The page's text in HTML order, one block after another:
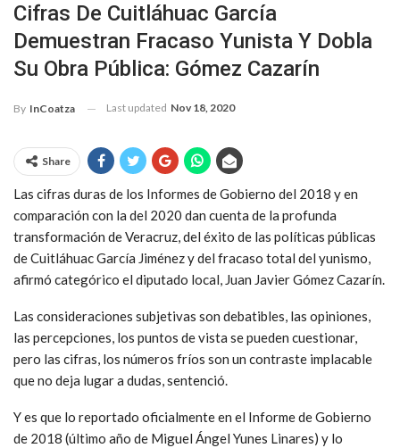
Cifras De Cuitláhuac García
Demuestran Fracaso Yunista Y Dobla
Su Obra Pública: Gómez Cazarín
By InCoatza Last updated Nov 18, 2020
Share
Las cifras duras de los Informes de Gobierno del 2018 y en
comparación con la del 2020 dan cuenta de la profunda
transformación de Veracruz, del éxito de las políticas públicas
de Cuitláhuac García Jiménez y del fracaso total del yunismo,
afirmó categórico el diputado local, Juan Javier Gómez Cazarín.
Las consideraciones subjetivas son debatibles, las opiniones,
las percepciones, los puntos de vista se pueden cuestionar,
pero las cifras, los números fríos son un contraste implacable
que no deja lugar a dudas, sentenció.
Y es que lo reportado oficialmente en el Informe de Gobierno
de 2018 (último año de Miguel Ángel Yunes Linares) y lo